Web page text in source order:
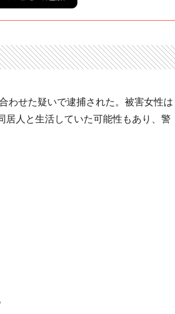
わせた疑いで逮捕された。被害女性は
居人と生活していた可能性もあり、警